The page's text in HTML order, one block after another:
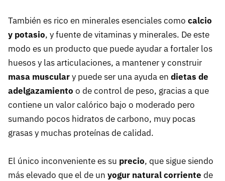
También es rico en minerales esenciales como calcio
y potasio, y fuente de vitaminas y minerales. De este
modo es un producto que puede ayudar a fortaler los
huesos y las articulaciones, a mantener y construir
masa musculary puede ser una ayuda en dietas de
adelgazamiento o de control de peso, gracias a que
contiene un valor calórico bajo o moderado pero
sumando pocos hidratos de carbono, muy pocas
grasas y muchas proteínas de calidad.
El único inconveniente es su precio, que sigue siendo
más elevado que el de un yogur natural corriente de